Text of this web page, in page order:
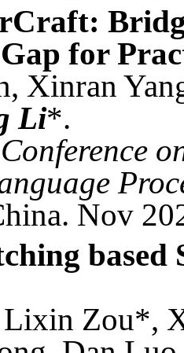
for
Xinran
Li*.
Nov
based
Zou*,